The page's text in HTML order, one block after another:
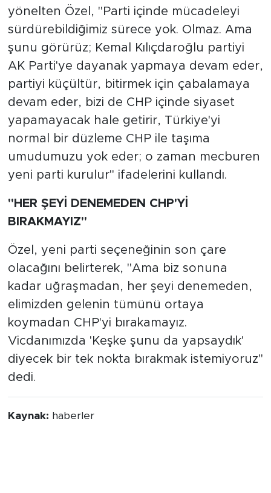
yönelten Özel, "Parti içinde mücadeleyi
sürdürebildiğimiz sürece yok. Olmaz. Ama
şunu görürüz; Kemal Kılıçdaroğlu partiyi
AK Parti'ye dayanak yapmaya devam eder,
partiyi küçültür, bitirmek için çabalamaya
devam eder, bizi de CHP içinde siyaset
yapamayacak hale getirir, Türkiye'yi
normal bir düzleme CHP ile taşıma
umudumuzu yok eder; o zaman mecburen
yeni parti kurulur" ifadelerini kullandı.
"HER ŞEYİ DENEMEDEN CHP'Yİ
BIRAKMAYIZ"
Özel, yeni parti seçeneğinin son çare
olacağını belirterek, "Ama biz sonuna
kadar uğraşmadan, her şeyi denemeden,
elimizden gelenin tümünü ortaya
koymadan CHP'yi bırakamayız.
Vicdanımızda 'Keşke şunu da yapsaydık'
diyecek bir tek nokta bırakmak istemiyoruz"
dedi.
Kaynak: haberler